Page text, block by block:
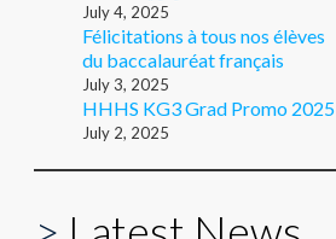
July 4, 2025
Félicitations à tous nos élèves
du baccalauréat français
July 3, 2025
HHHS KG3 Grad Promo 2025
July 2, 2025